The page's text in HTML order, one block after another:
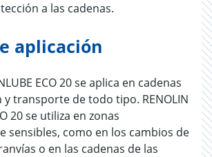
a las cadenas.
aplicación
ECO 20 se aplica en cadenas
transporte de todo tipo. RENOLIN
20 se utiliza en zonas
sensibles, como en los cambios de
o en las cadenas de las